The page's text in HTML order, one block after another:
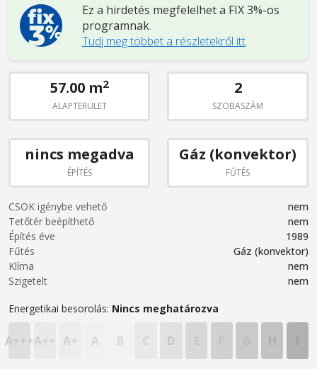
Ez a hirdetés megfelelhet a FIX 3%-os
programnak.
Tudj meg többet a részletekről itt.
57.00 m2
ALAPTERÜLET
2
SZOBASZÁM
nincs megadva
ÉPÍTÉS
Gáz (konvektor)
FŰTÉS
CSOK igénybe vehető
nem
Tetőtér beépíthető
nem
Építés éve
1989
Fűtés
Gáz (konvektor)
Klíma
nem
Szigetelt
nem
Energetikai besorolás: Nincs meghatározva
A+++A++ A+ A B C D